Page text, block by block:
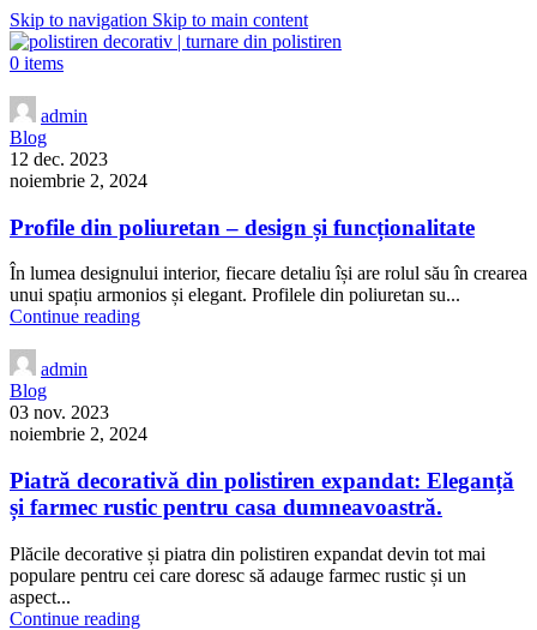
Skip to navigation Skip to main content
0 items
admin
Blog
12 dec. 2023
noiembrie 2, 2024
Profile din poliuretan – design și funcționalitate
În lumea designului interior, fiecare detaliu își are rolul său în crearea
unui spațiu armonios și elegant. Profilele din poliuretan su...
Continue reading
admin
Blog
03 nov. 2023
noiembrie 2, 2024
Piatră decorativă din polistiren expandat: Eleganță
și farmec rustic pentru casa dumneavoastră.
Plăcile decorative și piatra din polistiren expandat devin tot mai
populare pentru cei care doresc să adauge farmec rustic și un
aspect...
Continue reading